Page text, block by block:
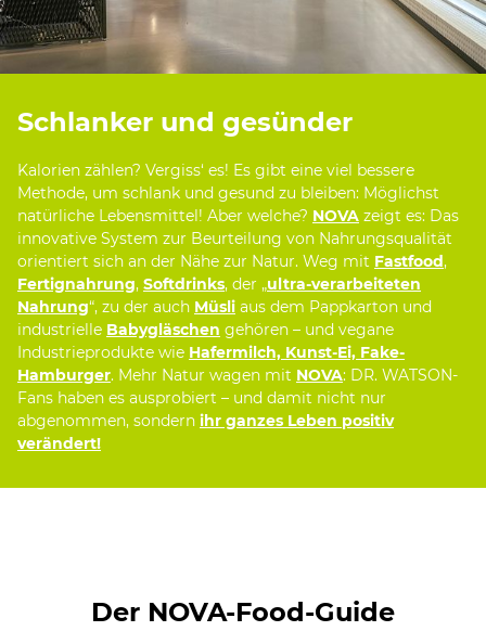
Schlanker und gesünder
Kalorien zählen? Vergiss‘ es! Es gibt eine viel bessere
Methode, um schlank und gesund zu bleiben: Möglichst
natürliche Lebensmittel! Aber welche? NOVA zeigt es: Das
innovative System zur Beurteilung von Nahrungsqualität
orientiert sich an der Nähe zur Natur. Weg mit Fastfood,
Fertignahrung, Softdrinks, der „ultra-verarbeiteten
Nahrung“, zu der auch Müsli aus dem Pappkarton und
industrielle Babygläschen gehören – und vegane
Industrieprodukte wie Hafermilch, Kunst-Ei, Fake-
Hamburger. Mehr Natur wagen mit NOVA: DR. WATSON-
Fans haben es ausprobiert – und damit nicht nur
abgenommen, sondern ihr ganzes Leben positiv
verändert!
Der NOVA-Food-Guide